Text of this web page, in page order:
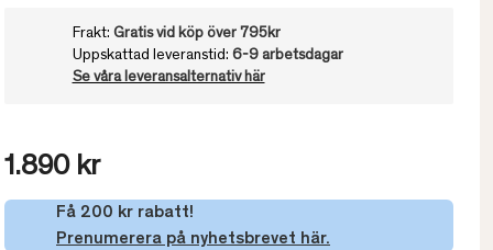
Frakt: Gratis vid köp över 795kr
Uppskattad leveranstid: 6-9 arbetsdagar
Se våra leveransalternativ här
1.890 kr
Få 200 kr rabatt!
Prenumerera på nyhetsbrevet här.